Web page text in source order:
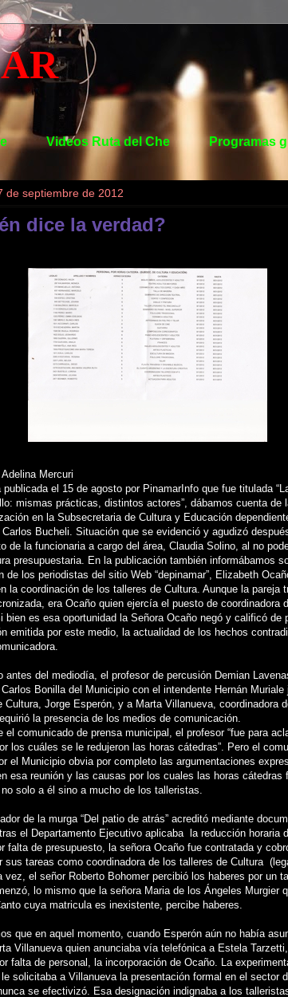
Videos Ruta del Che Programas
de septiembre de 2012
dice la verdad?
Mercuri
publicada el 15 de agosto por PinamarInfo que fue titulada
mismas prácticas, distintos actores”, dábamos cuenta de
en la Subsecretaria de Cultura y Educación
Bucheli. Situación que se evidenció y agudizó
de la funcionaria a cargo del área, Claudia Solino, al no
presupuestaria. En la publicación también informábamos
de los periodistas del sitio Web “depinamar”, Elizabeth
la coordinación de los talleres de Cultura. Aunque la pareja
era Ocaño quien ejercía el puesto de coordinadora
bien es esa oportunidad la Señora Ocaño negó y calificó de
emitida por este medio, la actualidad de los hechos
antes del mediodía, el profesor de percusión Demian
Bonilla del Municipio con el intendente Hernán Muriale
Cultura, Jorge Esperón, y a Marta Villanueva, coordinadora
la presencia de los medios de comunicación.
el comunicado de prensa municipal, el profesor “fue para
los cuáles se le redujeron las horas cátedras”. Pero el
el Municipio obvia por completo las argumentaciones
esa reunión y las causas por los cuales las horas cátedras
solo a él sino a mucho de los talleristas.
de la murga “Del patio de atrás” acreditó mediante
el Departamento Ejecutivo aplicaba la reducción horaria
falta de presupuesto, la señora Ocaño fue contratada y
sus tareas como coordinadora de los talleres de Cultura
vez, el señor Roberto Bohomer percibió los haberes por un
lo mismo que la señora Maria de los Ángeles Murgier
cuya matricula es inexistente, percibe haberes.
que en aquel momento, cuando Esperón aún no había
Villanueva quien anunciaba vía telefónica a Estela
falta de personal, la incorporación de Ocaño. La
solicitaba a Villanueva la presentación formal en el sector
se efectivizó. Esa designación indignaba a los